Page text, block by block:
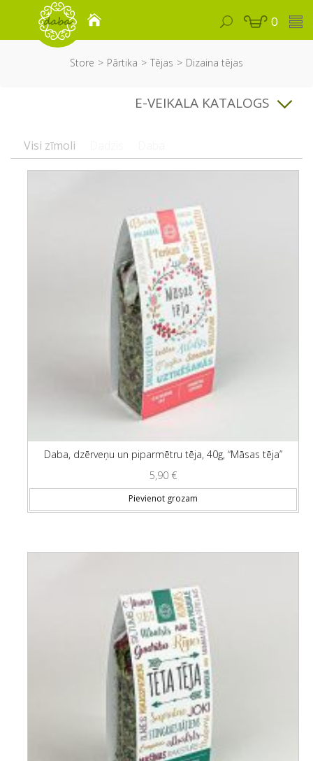
0
Store Pārtika Tējas Dizaina tējas
E-VEIKALA KATALOGS
Visi zīmoli
Daba, dzērveņu un piparmētru tēja, 40g, “Māsas tēja”
5,90 €
Pievienot grozam